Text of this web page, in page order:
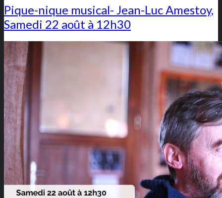
Pique-nique musical- Jean-Luc Amestoy,
Samedi 22 août à 12h30